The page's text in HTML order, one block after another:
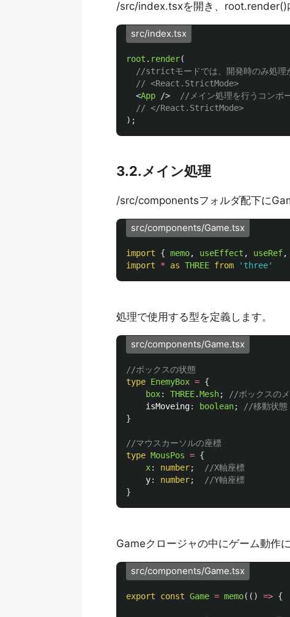
/src/index.tsxを開き、root.render()
src/index.tsx
root . render(
//strictモードでは、開発時のみ処理が
// <React.StrictMode>
<App />
//メイン処理を行うコンポ
// </React.StrictMode>
);
3.2.メイン処理
/src/componentsフォルダ配下に
src/components/Game.tsx
import { memo, useEffect , useRef,
import
* as THREE from ' three'
処理で使用する型を定義します。
src/components/Game.tsx
//ボックスの状態
type EnemyBox = {
box: THREE.Mesh;
//ボックスのメ
isMoveing: boolean;
//移動状
}
//マウスカーソルの座標
type MousPos = {
x: number;
//X軸座標
y: number;
//Y軸座標
}
Gameクロージャの中にゲーム動作
src/components/Game.tsx
export const Game = memo(() => {